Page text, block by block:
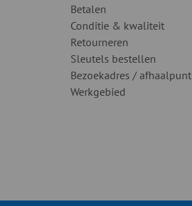
Betalen
Conditie & kwaliteit
Retourneren
Sleutels bestellen
Bezoekadres / afhaalpunt
Werkgebied